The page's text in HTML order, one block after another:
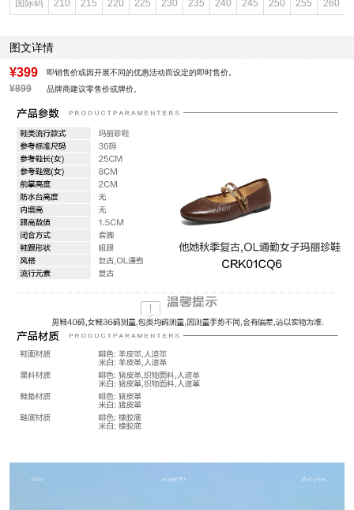
鞋面图案：纯色
参考鞋长(女)：25CM
跟高数值：1.5CM
性别：女子
适用性别：女士
皮质特征：软面皮
功能：其他
里料材质：人造革,织物面料,猪皮革
防水台高度：无
国际码 210 215 220 225 230 235 240 245 250 255 260
图文详情
¥399 即销售价或因开展不同的优惠活动而设定的即时售价。
¥899 品牌商建议零售价或牌价。